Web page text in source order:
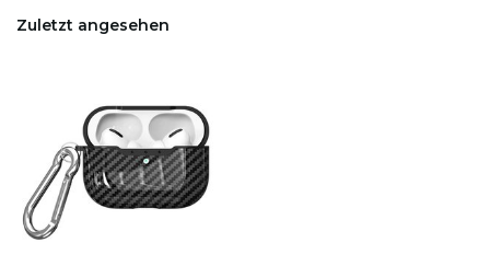
Zuletzt angesehen